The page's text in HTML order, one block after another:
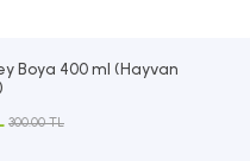
Boya 400 ml (Hayvan
300.00 TL